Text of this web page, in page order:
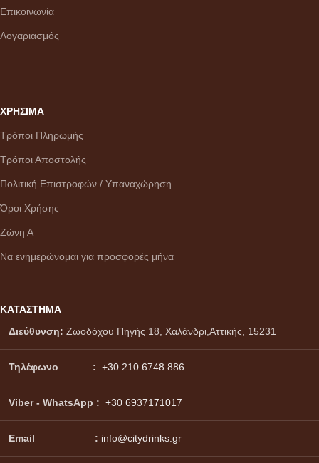
Επικοινωνία
Λογαριασμός
ΧΡΗΣΙΜΑ
Τρόποι Πληρωμής
Τρόποι Αποστολής
Πολιτική Επιστροφών / Υπαναχώρηση
Όροι Χρήσης
Ζώνη Α
Να ενημερώνομαι για προσφορές μήνα
ΚΑΤΑΣΤΗΜΑ
Διεύθυνση: Ζωοδόχου Πηγής 18, Χαλάνδρι,Αττικής, 15231
Τηλέφωνο : +30 210 6748 886
Viber - WhatsApp : +30 6937171017
Email : info@citydrinks.gr